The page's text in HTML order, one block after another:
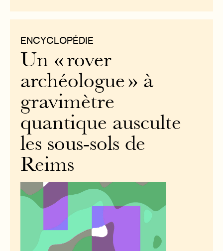
ENCYCLOPÉDIE
Un « rover
archéologue » à
gravimètre
quantique ausculte
les sous-sols de
Reims